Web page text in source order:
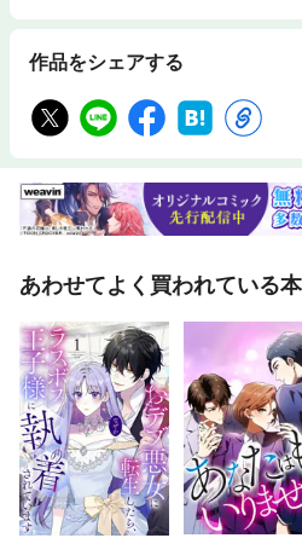
作品をシェアする
あわせてよく買われている本